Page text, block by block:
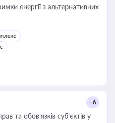
енергії з альтернативних
+6
та обов’язків суб’єктів у